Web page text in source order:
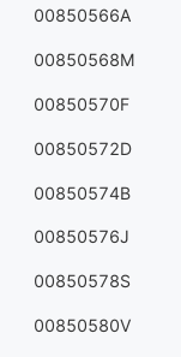
00850566A
00850568M
00850570F
00850572D
00850574B
00850576J
00850578S
00850580V